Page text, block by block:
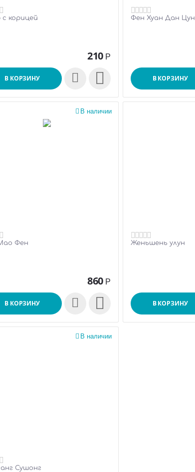
с корицей
210 Р
В КОРЗИНУ 
Фен Хуан Дан Цун
В КОРЗИНУ
В наличии

Фен
860 Р
В КОРЗИНУ 
Женьшень улун
В КОРЗИНУ
В наличии

Сушонг